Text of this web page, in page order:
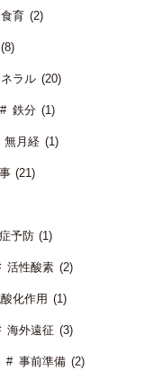
食育 (2)
ネラル (20)
鉄分 (1)
無月経 (1)
(21)
予防 (1)
活性酸素 (2)
化作用 (1)
海外遠征 (3)
事前準備 (2)